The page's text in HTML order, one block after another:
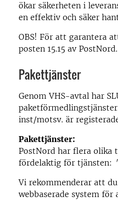
ökar säkerheten i
en effektiv och säker
OBS! För att garantera
posten 15.15 av PostNord.
Pakettjänster
Genom VHS-avtal har
inst/motsv. är
Pakettjänster:
PostNord har flera olika
fördelaktig för tjänsten:
Vi rekommenderar att
webbaserade system